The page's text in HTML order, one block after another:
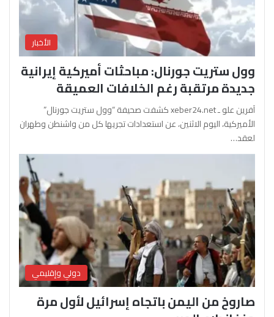
الأخبار
وول ستريت جورنال: مباحثات أميركية إيرانية
جديدة مرتقبة رغم الخلافات العميقة
آفرين علو ـ xeber24.net كشفت صحيفة “وول ستريت جورنال”
الأميركية، اليوم الاثنين، عن استعدادات تجريها كل من واشنطن وطهران
لعقد…
دولي وإقليمي
صاروخ من اليمن باتجاه إسرائيل لأول مرة